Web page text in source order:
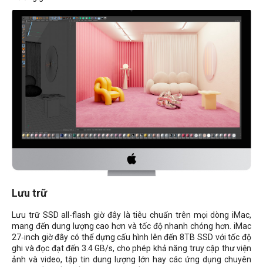
Lưu trữ
Lưu trữ SSD all-flash giờ đây là tiêu chuẩn trên mọi dòng iMac,
mang đến dung lượng cao hơn và tốc độ nhanh chóng hơn. iMac
27‑inch giờ đây có thể dựng cấu hình lên đến 8TB SSD với tốc độ
ghi và đọc đạt đến 3.4 GB/s, cho phép khả năng truy cập thư viện
ảnh và video, tập tin dung lượng lớn hay các ứng dụng chuyên